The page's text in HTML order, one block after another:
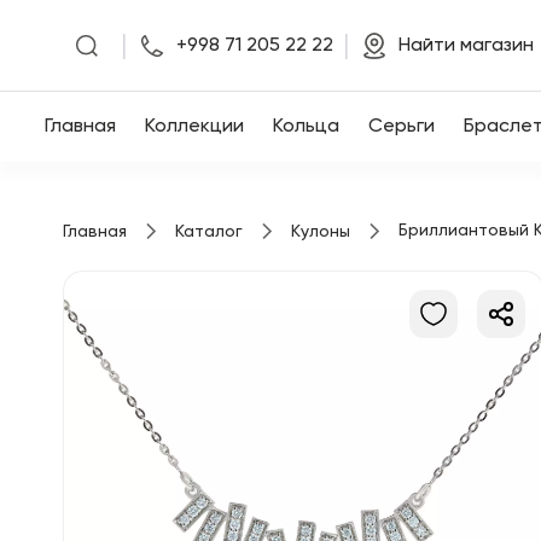
Главная
Серьги
Браслеты
+998 71 205 22 22 Найти магазин
Главная Коллекции Кольца Серьги
Главная Каталог Кулоны Бриллиантовый